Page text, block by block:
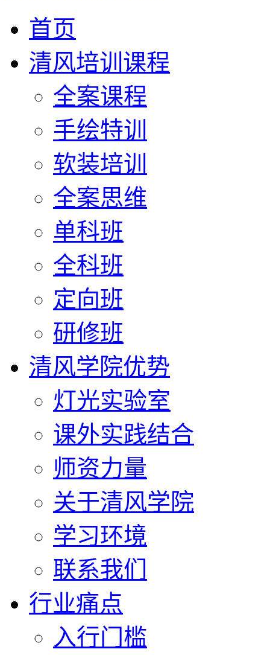
首页
清风培训课程
全案课程
手绘特训
软装培训
全案思维
单科班
全科班
定向班
研修班
清风学院优势
灯光实验室
课外实践结合
师资力量
关于清风学院
学习环境
联系我们
行业痛点
入行门槛